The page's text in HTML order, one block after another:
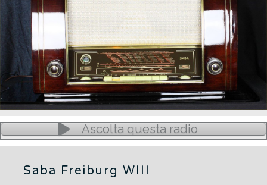
Ascolta questa radio
Saba Freiburg WIII